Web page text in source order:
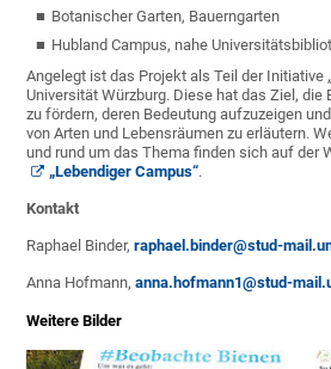
Botanischer Garten, Bauerngarten
Hubland Campus, nahe
Angelegt ist das Projekt als Teil der Initiative
Universität Würzburg. Diese hat das Ziel, die
zu fördern, deren Bedeutung aufzuzeigen
von Arten und Lebensräumen zu erläutern.
und rund um das Thema finden sich auf der
„Lebendiger Campus“.
Kontakt
Raphael Binder,raphael.binder@stud-
Anna Hofmann,anna.hofmann1@stud-
Weitere Bilder